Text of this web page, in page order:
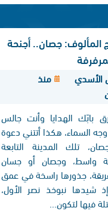
المألوف: جصان.. أجنحة
الأسدي
منذ
بابَك الهدايا وأنت جالس
السماء، هكذا أتتني دعوة
تلك المدينة التابعة
واسط، وجصان أو جسان
جذورها راسخة في عمق
إذ شيدها نبوخذ نصر الأول،
فيها لتكون...